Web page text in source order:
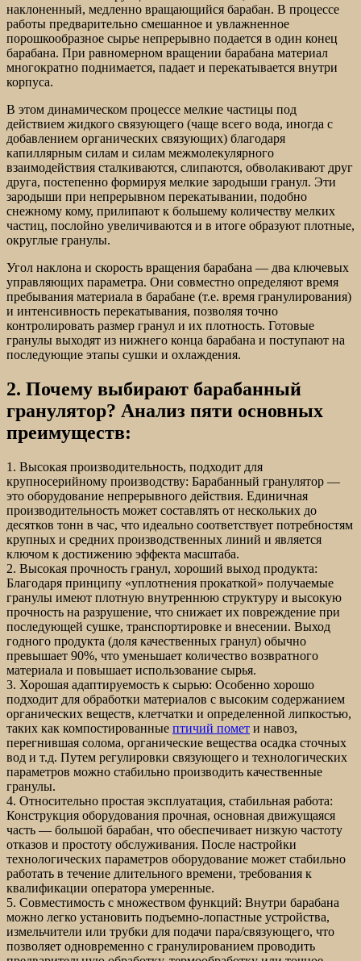
наклоненный, медленно вращающийся барабан. В процессе
работы предварительно смешанное и увлажненное
порошкообразное сырье непрерывно подается в один конец
барабана. При равномерном вращении барабана материал
многократно поднимается, падает и перекатывается внутри
корпуса.
В этом динамическом процессе мелкие частицы под
действием жидкого связующего (чаще всего вода, иногда с
добавлением органических связующих) благодаря
капиллярным силам и силам межмолекулярного
взаимодействия сталкиваются, слипаются, обволакивают друг
друга, постепенно формируя мелкие зародыши гранул. Эти
зародыши при непрерывном перекатывании, подобно
снежному кому, прилипают к большему количеству мелких
частиц, послойно увеличиваются и в итоге образуют плотные,
округлые гранулы.
Угол наклона и скорость вращения барабана — два ключевых
управляющих параметра. Они совместно определяют время
пребывания материала в барабане (т.е. время гранулирования)
и интенсивность перекатывания, позволяя точно
контролировать размер гранул и их плотность. Готовые
гранулы выходят из нижнего конца барабана и поступают на
последующие этапы сушки и охлаждения.
2. Почему выбирают барабанный
гранулятор? Анализ пяти основных
преимуществ:
1. Высокая производительность, подходит для
крупносерийному производству: Барабанный гранулятор —
это оборудование непрерывного действия. Единичная
производительность может составлять от нескольких до
десятков тонн в час, что идеально соответствует потребностям
крупных и средних производственных линий и является
ключом к достижению эффекта масштаба.
2. Высокая прочность гранул, хороший выход продукта:
Благодаря принципу «уплотнения прокаткой» получаемые
гранулы имеют плотную внутреннюю структуру и высокую
прочность на разрушение, что снижает их повреждение при
последующей сушке, транспортировке и внесении. Выход
годного продукта (доля качественных гранул) обычно
превышает 90%, что уменьшает количество возвратного
материала и повышает использование сырья.
3. Хорошая адаптируемость к сырью: Особенно хорошо
подходит для обработки материалов с высоким содержанием
органических веществ, клетчатки и определенной липкостью,
таких как компостированные птичий помет и навоз,
перегнившая солома, органические вещества осадка сточных
вод и т.д. Путем регулировки связующего и технологических
параметров можно стабильно производить качественные
гранулы.
4. Относительно простая эксплуатация, стабильная работа:
Конструкция оборудования прочная, основная движущаяся
часть — большой барабан, что обеспечивает низкую частоту
отказов и простоту обслуживания. После настройки
технологических параметров оборудование может стабильно
работать в течение длительного времени, требования к
квалификации оператора умеренные.
5. Совместимость с множеством функций: Внутри барабана
можно легко установить подъемно-лопастные устройства,
измельчители или трубки для подачи пара/связующего, что
позволяет одновременно с гранулированием проводить